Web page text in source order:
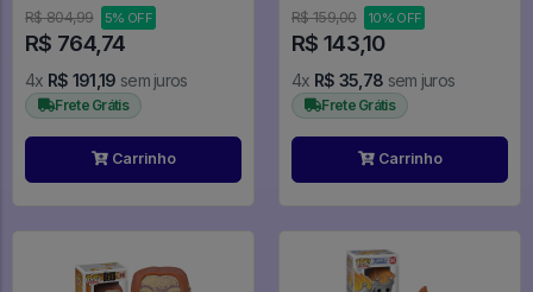
R$ 804,99 5% OFF
R$ 764,74
4x R$ 191,19 sem juros
Frete Grátis
Carrinho
Strong World
R$ 159,00 10% OFF
R$ 143,10
4x R$ 35,78 sem juros
Frete Grátis
Carrinho